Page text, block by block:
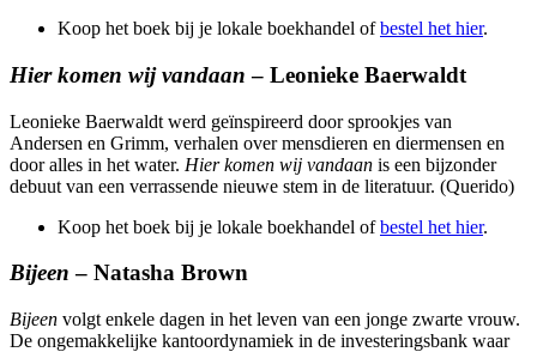
Koop het boek bij je lokale boekhandel ofbestel het hier.
Hier komen wij vandaan – Leonieke Baerwaldt
Leonieke Baerwaldt werd geïnspireerd door sprookjes van
Andersen en Grimm, verhalen over mensdieren en diermensen en
door alles in het water. Hier komen wij vandaan is een bijzonder
debuut van een verrassende nieuwe stem in de literatuur. (Querido)
Koop het boek bij je lokale boekhandel ofbestel het hier.
Bijeen – Natasha Brown
Bijeen volgt enkele dagen in het leven van een jonge zwarte vrouw.
De ongemakkelijke kantoordynamiek in de investeringsbank waar